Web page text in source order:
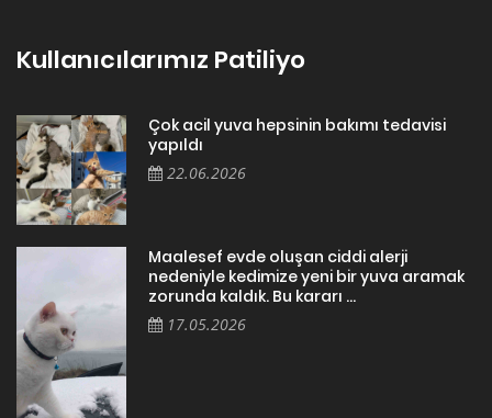
Kullanıcılarımız Patiliyo
Çok acil yuva hepsinin bakımı tedavisi
yapıldı
22.06.2026
Maalesef evde oluşan ciddi alerji
nedeniyle kedimize yeni bir yuva aramak
zorunda kaldık. Bu kararı ...
17.05.2026